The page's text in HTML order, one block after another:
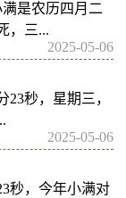
是农历四月二
，三...
2025-05-06
23秒，星期三，
2025-05-06
秒，今年小满对